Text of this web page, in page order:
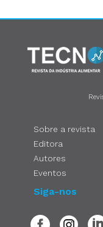
Sobre a revista
Editora
Autores
Eventos
Siga-nos